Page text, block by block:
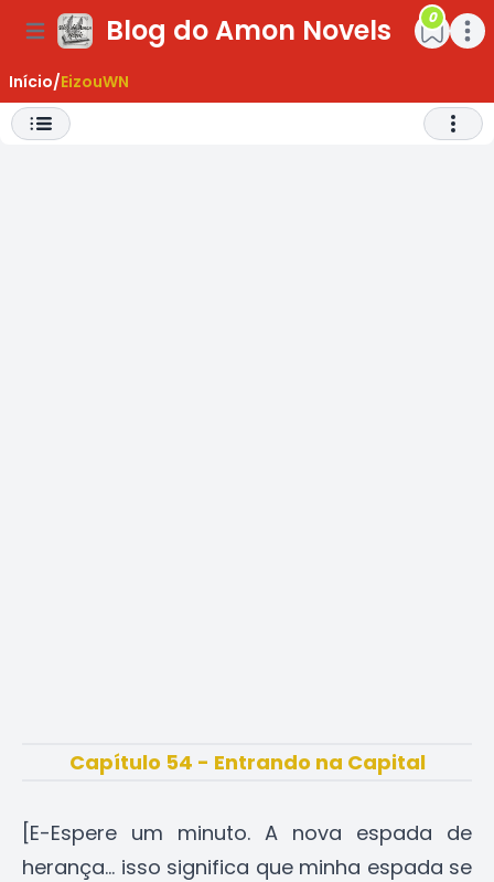
Open main menuBlog do Amon Novels Open
0
Início/EizouWN
Abrir
Capítulo 54 - Entrando na Capital
[E-Espere um minuto. A nova espada de
herança... isso significa que minha espada se
Menu